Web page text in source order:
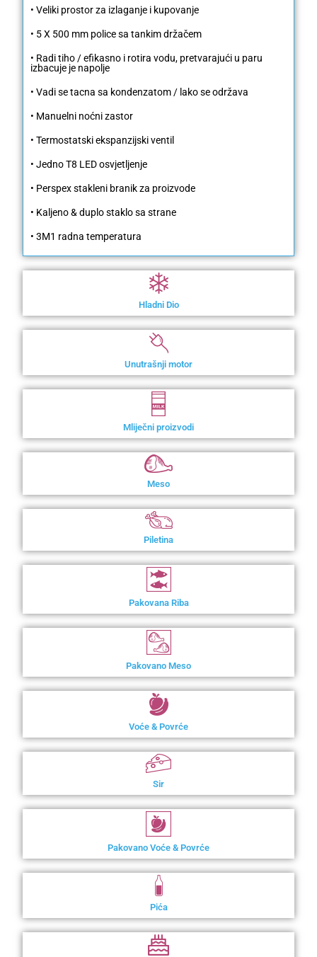
• Veliki prostor za izlaganje i kupovanje
• 5 X 500 mm police sa tankim držačem
• Radi tiho / efikasno i rotira vodu, pretvarajući u paru
izbacuje je napolje
• Vadi se tacna sa kondenzatom / lako se održava
• Manuelni noćni zastor
• Termostatski ekspanzijski ventil
• Jedno T8 LED osvjetljenje
• Perspex stakleni branik za proizvode
• Kaljeno & duplo staklo sa strane
• 3M1 radna temperatura
Hladni Dio
Unutrašnji motor
Mliječni proizvodi
Meso
Piletina
Pakovana Riba
Pakovano Meso
Voće & Povrće
Sir
Pakovano Voće & Povrće
Pića